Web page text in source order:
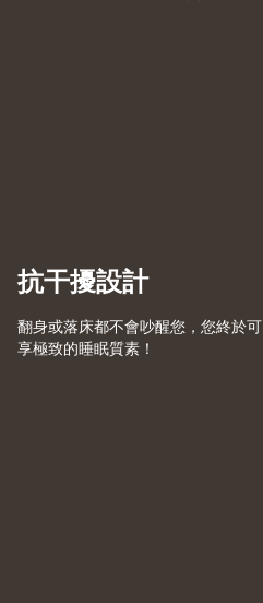
抗干擾設計
翻身或落床都不會吵醒您，您終於
享極致的睡眠質素！